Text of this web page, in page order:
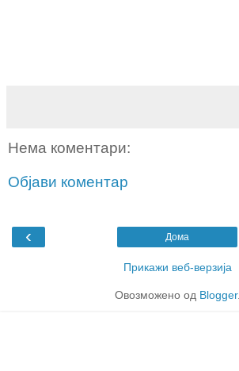
Нема коментари:
Објави коментар
‹ Дома
Прикажи веб-верзија
Овозможено од Blogger.